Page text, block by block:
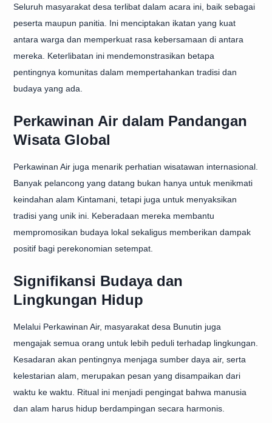
Seluruh masyarakat desa terlibat dalam acara ini, baik sebagai
peserta maupun panitia. Ini menciptakan ikatan yang kuat
antara warga dan memperkuat rasa kebersamaan di antara
mereka. Keterlibatan ini mendemonstrasikan betapa
pentingnya komunitas dalam mempertahankan tradisi dan
budaya yang ada.
Perkawinan Air dalam Pandangan
Wisata Global
Perkawinan Air juga menarik perhatian wisatawan internasional.
Banyak pelancong yang datang bukan hanya untuk menikmati
keindahan alam Kintamani, tetapi juga untuk menyaksikan
tradisi yang unik ini. Keberadaan mereka membantu
mempromosikan budaya lokal sekaligus memberikan dampak
positif bagi perekonomian setempat.
Signifikansi Budaya dan
Lingkungan Hidup
Melalui Perkawinan Air, masyarakat desa Bunutin juga
mengajak semua orang untuk lebih peduli terhadap lingkungan.
Kesadaran akan pentingnya menjaga sumber daya air, serta
kelestarian alam, merupakan pesan yang disampaikan dari
waktu ke waktu. Ritual ini menjadi pengingat bahwa manusia
dan alam harus hidup berdampingan secara harmonis.